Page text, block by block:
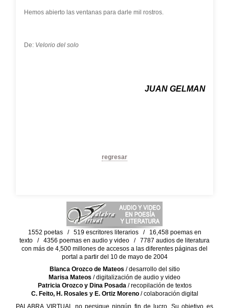
Hemos abierto las ventanas para darle mil rostros.
De: Velorio del solo
JUAN GELMAN
regresar
1552 poetas / 519 escritores literarios / 16,458 poemas en
texto / 4356 poemas en audio y video / 7787 audios de literatura
con más de 4,500 millones de accesos a las diferentes páginas del
portal a partir del 10 de mayo de 2004
Blanca Orozco de Mateos / desarrollo del sitio
Marisa Mateos / digitalización de audio y video
Patricia Orozco y Dina Posada/ recopilación de textos
C. Feito, H. Rosales y E. Ortiz Moreno/ colaboración digital
PALABRA VIRTUAL no persigue ningún fin de lucro. Su objetivo es